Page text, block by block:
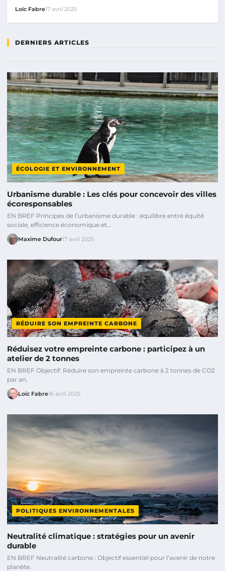
Loïc Fabre17 avril 2025
DERNIERS ARTICLES
ÉCOLOGIE ET ENVIRONNEMENT
Urbanisme durable : Les clés pour concevoir des villes
écoresponsables
EN BREF Principes de l’urbanisme durable : équilibre entre équité
sociale, efficience économique et…
Maxime Dufour17 avril 2025
RÉDUIRE SON EMPREINTE CARBONE
Réduisez votre empreinte carbone : participez à un
atelier de 2 tonnes
EN BREF Objectif: Réduire son empreinte carbone à 2 tonnes de CO2
par an.
Loïc Fabre16 avril 2025
POLITIQUES ENVIRONNEMENTALES
Neutralité climatique : stratégies pour un avenir
durable
EN BREF Neutralité carbone : Objectif essentiel pour l’avenir de notre
planète.